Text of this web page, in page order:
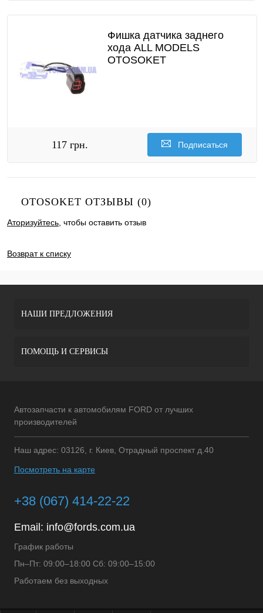
Фишка датчика заднего
хода ALL MODELS
OTOSOKET
117 грн. Подписаться
OTOSOKET ОТЗЫВЫ (0)
Аторизуйтесь , чтобы оставить отзыв
Возврат к списку
НАШИ ПРЕДЛОЖЕНИЯ
ПОМОЩЬ И СЕРВИСЫ
Автозапчасти к автомобилям FORD от лучших
производителей
Наш адрес: 03126, г. Киев, Отрадный проспект д.40
Посмотреть на карте
+38 (067) 414-22-22
Email: info@fords.com.ua
График работы
Пн–Пт: 09:00–18:00 Сб: 09:00–15:00
Работаем без выходных